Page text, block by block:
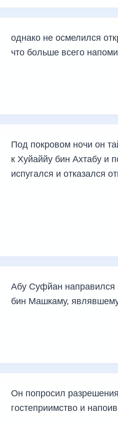
однако не осмелился
что больше всего
Под покровом ночи он
к Хуйаййу бин Ахтабу и
испугался и отказался
Абу Суфйан
бин Машкаму,
Он попросил
гостеприимство и